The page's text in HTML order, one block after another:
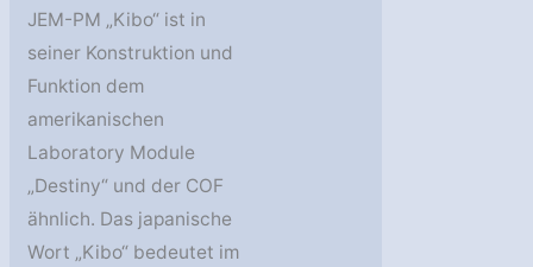
JEM-PM „Kibo“ ist in
seiner Konstruktion und
Funktion dem
amerikanischen
Laboratory Module
„Destiny“ und der COF
ähnlich. Das japanische
Wort „Kibo“ bedeutet im